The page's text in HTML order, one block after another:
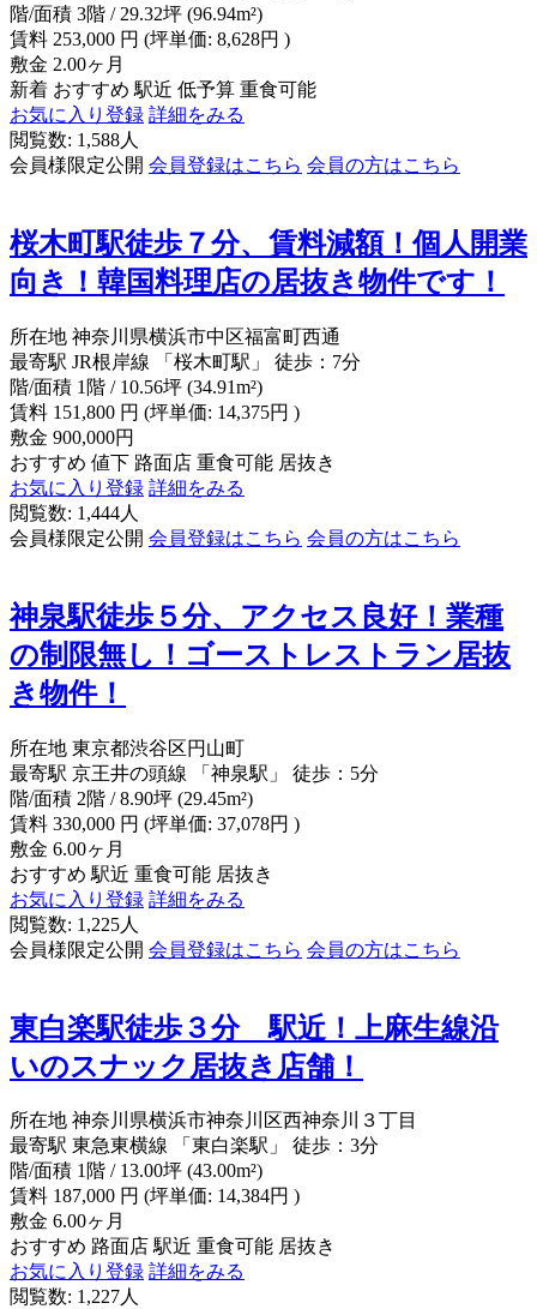
階/面積 3階 / 29.32坪 (96.94m²)
賃料 253,000 円 (坪単価: 8,628円 )
敷金 2.00ヶ月
新着 おすすめ 駅近 低予算 重食可能
お気に入り登録 詳細をみる
閲覧数: 1,588人
会員様限定公開 会員登録はこちら 会員の方はこちら
桜木町駅徒歩７分、賃料減額！個人開業
向き！韓国料理店の居抜き物件です！
所在地 神奈川県横浜市中区福富町西通
最寄駅 JR根岸線 「桜木町駅」 徒歩：7分
階/面積 1階 / 10.56坪 (34.91m²)
賃料 151,800 円 (坪単価: 14,375円 )
敷金 900,000円
おすすめ 値下 路面店 重食可能 居抜き
お気に入り登録 詳細をみる
閲覧数: 1,444人
会員様限定公開 会員登録はこちら 会員の方はこちら
神泉駅徒歩５分、アクセス良好！業種
の制限無し！ゴーストレストラン居抜
き物件！
所在地 東京都渋谷区円山町
最寄駅 京王井の頭線 「神泉駅」 徒歩：5分
階/面積 2階 / 8.90坪 (29.45m²)
賃料 330,000 円 (坪単価: 37,078円 )
敷金 6.00ヶ月
おすすめ 駅近 重食可能 居抜き
お気に入り登録 詳細をみる
閲覧数: 1,225人
会員様限定公開 会員登録はこちら 会員の方はこちら
東白楽駅徒歩３分 駅近！上麻生線沿
いのスナック居抜き店舗！
所在地 神奈川県横浜市神奈川区西神奈川３丁目
最寄駅 東急東横線 「東白楽駅」 徒歩：3分
階/面積 1階 / 13.00坪 (43.00m²)
賃料 187,000 円 (坪単価: 14,384円 )
敷金 6.00ヶ月
おすすめ 路面店 駅近 重食可能 居抜き
お気に入り登録 詳細をみる
閲覧数: 1,227人